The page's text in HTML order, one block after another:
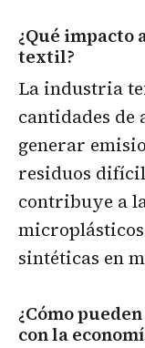
¿Qué
textil?
La industria
cantidades de
generar
residuos
contribuye a
sintéticas en
¿Cómo
con la